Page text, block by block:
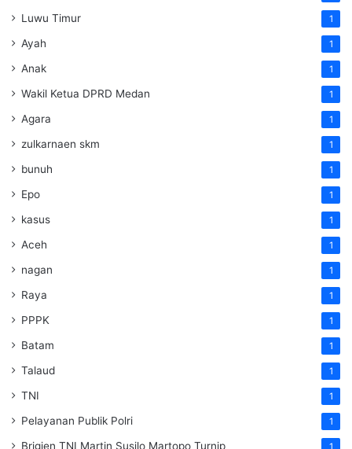
Luwu Timur 1
Ayah 1
Anak 1
Wakil Ketua DPRD Medan 1
Agara 1
zulkarnaen skm 1
bunuh 1
Epo 1
kasus 1
Aceh 1
nagan 1
Raya 1
PPPK 1
Batam 1
Talaud 1
TNI 1
Pelayanan Publik Polri 1
Brigjen TNI Martin Susilo Martopo Turnip 1